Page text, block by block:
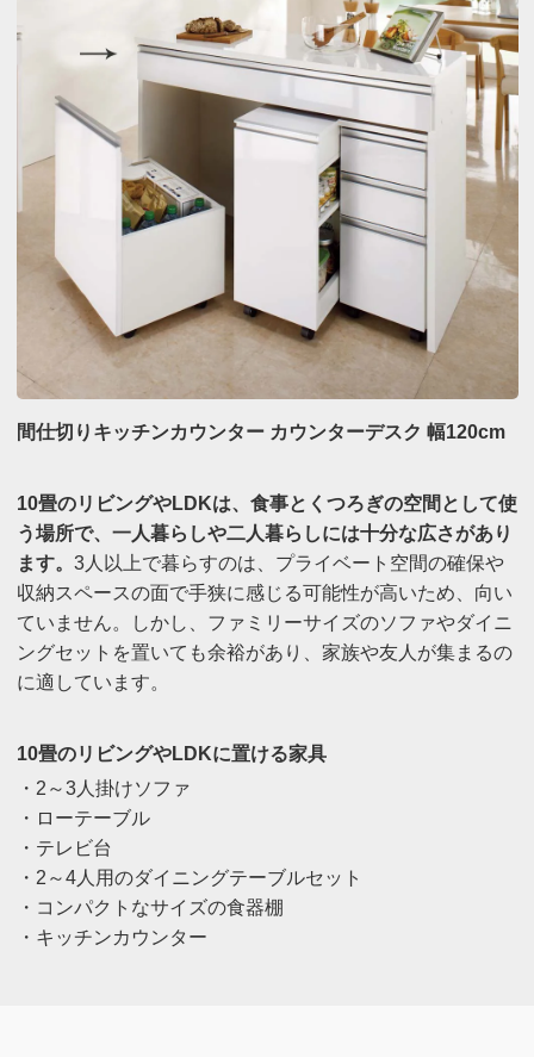
間仕切りキッチンカウンター カウンターデスク 幅120cm
10畳のリビングやLDKは、食事とくつろぎの空間として使
う場所で、一人暮らしや二人暮らしには十分な広さがあり
ます。 3人以上で暮らすのは、プライベート空間の確保や
収納スペースの面で手狭に感じる可能性が高いため、向い
ていません。しかし、ファミリーサイズのソファやダイニ
ングセットを置いても余裕があり、家族や友人が集まるの
に適しています。
10畳のリビングやLDKに置ける家具
・2～3人掛けソファ
・ローテーブル
・テレビ台
・2～4人用のダイニングテーブルセット
・コンパクトなサイズの食器棚
・キッチンカウンター